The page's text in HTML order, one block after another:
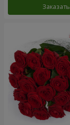
Заказать